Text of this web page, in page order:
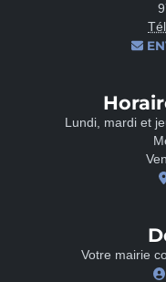
Lundi, mardi et
Votre mairie